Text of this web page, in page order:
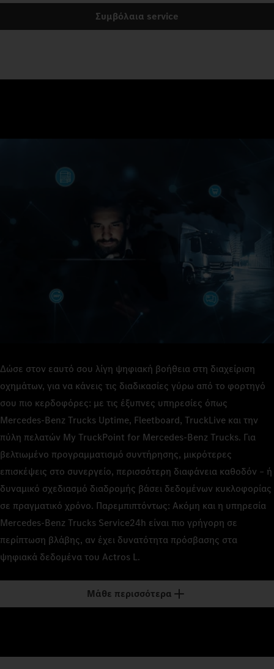
Συμβόλαια service
Δώσε στον εαυτό σου λίγη ψηφιακή βοήθεια στη διαχείριση
οχημάτων, για να κάνεις τις διαδικασίες γύρω από το φορτηγό
σου πιο κερδοφόρες: με τις έξυπνες υπηρεσίες όπως
Mercedes‑Benz Trucks Uptime, Fleetboard, TruckLive και την
πύλη πελατών My TruckPoint for Mercedes‑Benz Trucks. Για
βελτιωμένο προγραμματισμό συντήρησης, μικρότερες
επισκέψεις στο συνεργείο, περισσότερη διαφάνεια καθοδόν – ή
δυναμικό σχεδιασμό διαδρομής βάσει δεδομένων κυκλοφορίας
σε πραγματικό χρόνο. Παρεμπιπτόντως: Ακόμη και η υπηρεσία
Mercedes‑Benz Trucks Service24h είναι πιο γρήγορη σε
περίπτωση βλάβης, αν έχει δυνατότητα πρόσβασης στα
ψηφιακά δεδομένα του Actros L.
Μάθε περισσότερα